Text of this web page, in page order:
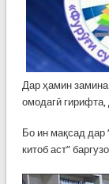
Дар ҳамин
омодагӣ гирифта,
Бо ин мақсад дар
китоб аст”